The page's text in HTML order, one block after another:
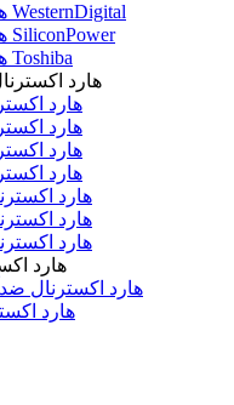
هارد اکسترنال WesternDigital
هارد اکسترنال SiliconPower
هارد اکسترنال Toshiba
هارد
هارد اکسترنال 1
هارد اکسترنال 2
هارد اکسترنال 4
هارد اکسترنال 8
هارد اکسترنال 10
هارد اکسترنال 12
هارد اکسترنال 16
هارد
هارد اکسترنال
هارد